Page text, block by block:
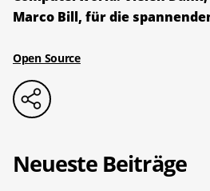
Marco Bill, für die
Open Source
Neueste Beiträge